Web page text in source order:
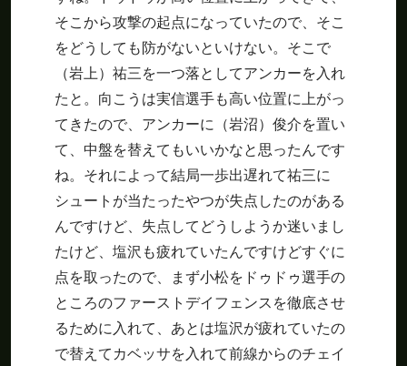
そこから攻撃の起点になっていたので、そこ
をどうしても防がないといけない。そこで
（岩上）祐三を一つ落としてアンカーを入れ
たと。向こうは実信選手も高い位置に上がっ
てきたので、アンカーに（岩沼）俊介を置い
て、中盤を替えてもいいかなと思ったんです
ね。それによって結局一歩出遅れて祐三に
シュートが当たったやつが失点したのがある
んですけど、失点してどうしようか迷いまし
たけど、塩沢も疲れていたんですけどすぐに
点を取ったので、まず小松をドゥドゥ選手の
ところのファーストデイフェンスを徹底させ
るために入れて、あとは塩沢が疲れていたの
で替えてカベッサを入れて前線からのチェイ